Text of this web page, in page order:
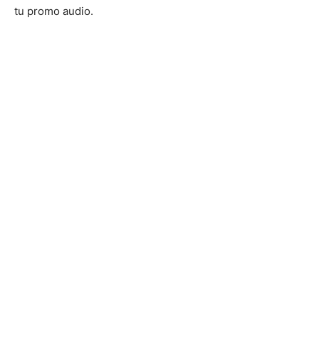
tu promo audio.